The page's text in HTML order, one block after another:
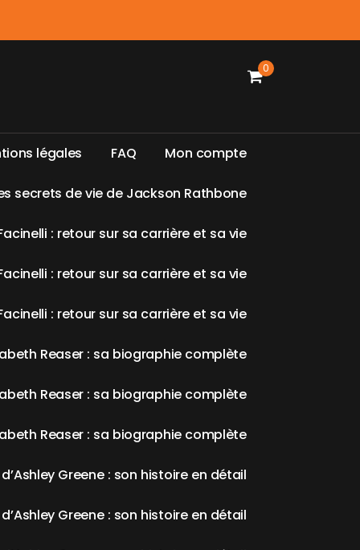
0
tions légales FAQ Mon compte
s secrets devie de Jackson Rathbone
acinelli : retour sur sa carrière et sa vie
acinelli : retour sur sa carrière et sa vie
acinelli : retour sur sa carrière et sa vie
abeth Reaser : sa biographie complète
abeth Reaser : sa biographie complète
abeth Reaser : sa biographie complète
d’Ashley Greene : son histoire en détail
d’Ashley Greene : son histoire en détail